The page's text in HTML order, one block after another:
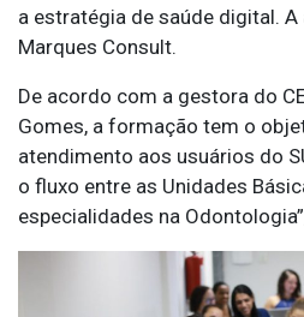
a estratégia de saúde digital.
Marques Consult.
De acordo com a gestora do
Gomes, a formação tem o
atendimento aos usuários do
o fluxo entre as Unidades
especialidades na